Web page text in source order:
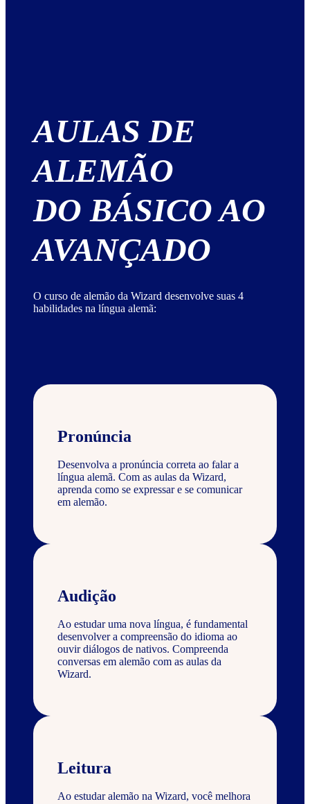
AULAS DE
ALEMÃO
DO BÁSICO AO
AVANÇADO
O curso de alemão da Wizard desenvolve suas 4
habilidades na língua alemã:
Pronúncia
Desenvolva a pronúncia correta ao falar a
língua alemã. Com as aulas da Wizard,
aprenda como se expressar e se comunicar
em alemão.
Audição
Ao estudar uma nova língua, é fundamental
desenvolver a compreensão do idioma ao
ouvir diálogos de nativos. Compreenda
conversas em alemão com as aulas da
Wizard.
Leitura
Ao estudar alemão na Wizard, você melhora